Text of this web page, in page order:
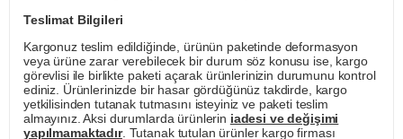
Teslimat Bilgileri
Kargonuz teslim edildiğinde, ürünün paketinde deformasyon
veya ürüne zarar verebilecek bir durum söz konusu ise, kargo
görevlisi ile birlikte paketi açarak ürünlerinizin durumunu kontrol
ediniz. Ürünlerinizde bir hasar gördüğünüz takdirde, kargo
yetkilisinden tutanak tutmasını isteyiniz ve paketi teslim
almayınız. Aksi durumlarda ürünlerin iadesi ve değişimi
yapılmamaktadır. Tutanak tutulan ürünler kargo firması